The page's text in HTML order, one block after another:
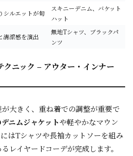
シルエットが旬
スキニーデニム、バケット
ハット
清潔感を演出
無地Tシャツ、ブラックパ
ンツ
クニック – アウター・インナー
大きく、重ね着での調整が重要で
ニムジャケットや軽やかなマウン
はTシャツや長袖カットソーを組み
レイヤードコーデが完成します。